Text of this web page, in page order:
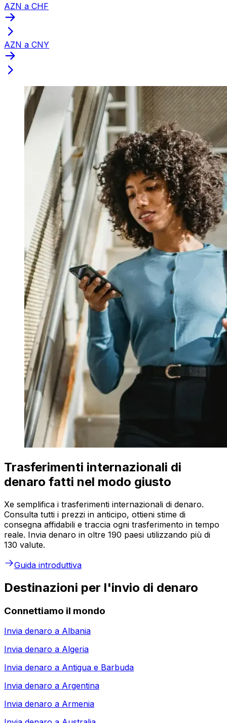
AZN a CHF
AZN a CNY
Trasferimenti internazionali di
denaro fatti nel modo giusto
Xe semplifica i trasferimenti internazionali di denaro.
Consulta tutti i prezzi in anticipo, ottieni stime di
consegna affidabili e traccia ogni trasferimento in tempo
reale. Invia denaro in oltre 190 paesi utilizzando più di
130 valute.
Guida introduttiva
Destinazioni per l'invio di denaro
Connettiamo il mondo
Invia denaro a Albania
Invia denaro a Algeria
Invia denaro a Antigua e Barbuda
Invia denaro a Argentina
Invia denaro a Armenia